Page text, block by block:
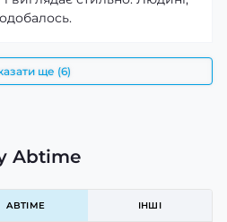
ще (6)
Abtime
ABTIME ІНШІ